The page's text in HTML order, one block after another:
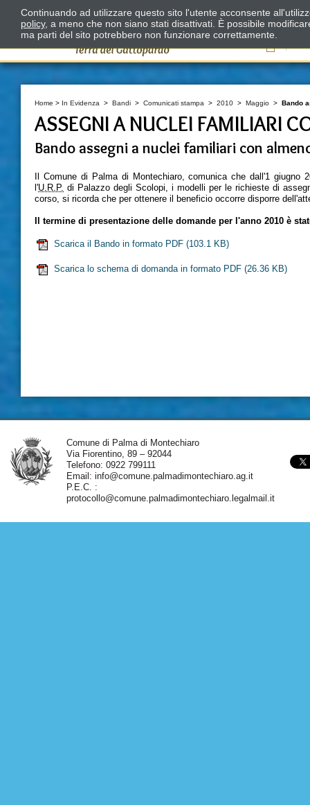
Il
Home > In Evidenza > Bandi > Comunicati stampa > 2010 > Maggio > Bando
ASSEGNI A NUCLEI FAMILIARI
Bando assegni a nuclei familiari con
Il Comune di Palma di Montechiaro, comunica che dall'1
l'U.R.P. di Palazzo degli Scolopi, i modelli per le richieste di
corso, si ricorda che per ottenere il beneficio occorre disporre
Il termine di presentazione delle domande per l'anno 2010 è
Scarica il Bando in formato PDF (103.1 KB)
Scarica lo schema di domanda in formato PDF (26.36 KB)
Comune di Palma di Montechiaro
Via Fiorentino, 89 – 92044
Telefono: 0922 799111
Email: info@comune.palmadimontechiaro.ag.it
P.E.C. :
protocollo@comune.palmadimontechiaro.legalmail.it
Continuando ad utilizzare questo sito l'utente acconsente
policy, a meno che non siano stati disattivati. È possibile
ma parti del sito potrebbero non funzionare correttamente.